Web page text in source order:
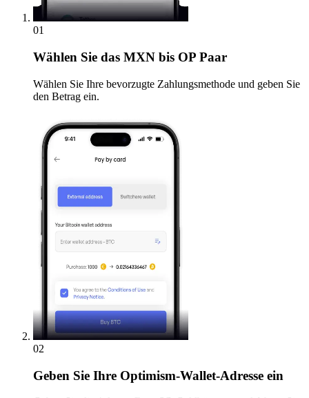
01
Wählen Sie das MXN bis OP Paar
Wählen Sie Ihre bevorzugte Zahlungsmethode und geben Sie
den Betrag ein.
02
Geben Sie Ihre Optimism-Wallet-Adresse ein